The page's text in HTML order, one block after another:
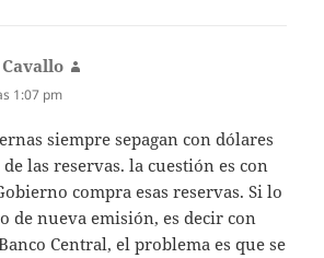
1:07 pm
siempre sepagan con dólares
las reservas. la cuestión es con
compra esas reservas. Si lo
de nueva emisión, es decir con
Central, el problema es que se